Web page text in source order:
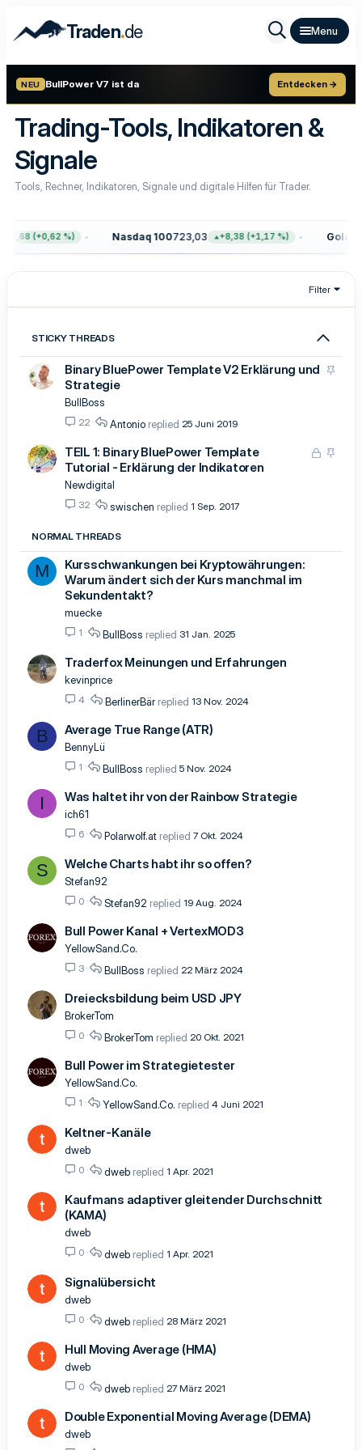
Traden.de
NEU BullPower V7 ist da Entdecken →
Trading-Tools, Indikatoren &
Signale
Tools, Rechner, Indikatoren, Signale und digitale Hilfen für Trader.
(+0,62 %) Nasdaq 100723,03 +8,38 (+1,17 %) Gold
Filter
STICKY THREADS
A
Binary BluePower Template V2 Erklärung und
Strategie
BullBoss
22 25 Juni 2019
Antonio
G A
TEIL 1: Binary BluePower Template
Tutorial - Erklärung der Indikatoren
Newdigital
32 1 Sep. 2017
swischen
NORMAL THREADS
M
Kursschwankungen bei Kryptowährungen:
Warum ändert sich der Kurs manchmal im
Sekundentakt?
muecke
1 31 Jan. 2025
BullBoss
Traderfox Meinungen und Erfahrungen
kevinprice
4 13 Nov. 2024
BerlinerBär
B Average True Range (ATR)
BennyLü
1 5 Nov. 2024
BullBoss
I Was haltet ihr von der Rainbow Strategie
ich61
6 7 Okt. 2024
Polarwolf.at
S Welche Charts habt ihr so offen?
Stefan92
0 19 Aug. 2024
Stefan92
Bull Power Kanal + VertexMOD3
YellowSand.Co.
3 22 März 2024
BullBoss
Dreiecksbildung beim USD JPY
BrokerTom
0 20 Okt. 2021
BrokerTom
Bull Power im Strategietester
YellowSand.Co.
1 4 Juni 2021
YellowSand.Co.
Keltner-Kanäle
dweb
0 1 Apr. 2021
dweb
Kaufmans adaptiver gleitender Durchschnitt
(KAMA)
dweb
0 1 Apr. 2021
dweb
Signalübersicht
dweb
0 28 März 2021
dweb
Hull Moving Average (HMA)
dweb
0 27 März 2021
dweb
Double Exponential Moving Average (DEMA)
dweb